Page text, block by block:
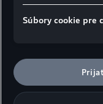
funkciou
digitálnymi
Súbory cookie pre